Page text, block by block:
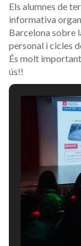
Els alumnes de
informativa
Barcelona sobre
personal i cicles
És molt
ús!!